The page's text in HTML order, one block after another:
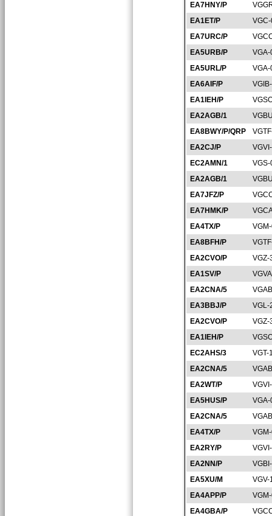
EA7HNY/P
EA1ET/P
EA7URC/P
EA5URB/P
EA5URL/P
EA6AIF/P
EA1IEH/P
EA2AGB/1
EA8BWY/P/QRP
EA2CJ/P
EC2AMN/1
EA2AGB/1
EA7JFZ/P
EA7HMK/P
EA4TX/P
EA8BFH/P
EA2CVO/P
VGZ-
EA1SV/P
EA2CNA/5
EA3BBJ/P
VGL-
EA2CVO/P
VGZ-
EA1IEH/P
EC2AHS/3
VGT-
EA2CNA/5
EA2WT/P
EA5HUS/P
EA2CNA/5
EA4TX/P
EA2RY/P
EA2NN/P
EA5XU/M
VGV-
EA4APP/P
EA4GBA/P